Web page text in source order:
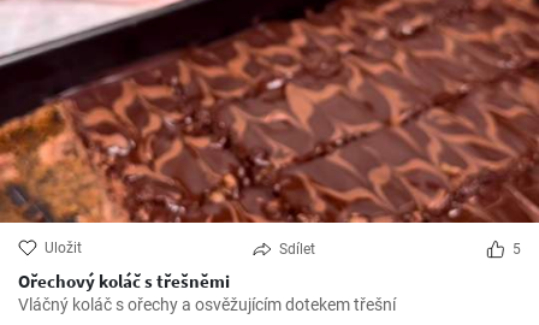
Uložit Sdílet 5
Ořechový koláč s třešněmi
Vláčný koláč s ořechy a osvěžujícím dotekem třešní